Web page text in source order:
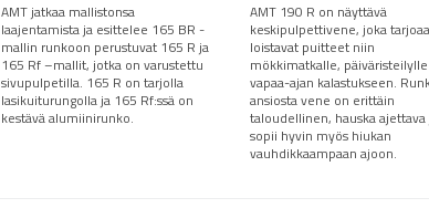
AMT jatkaa mallistonsa
laajentamista ja esittelee 165 BR -
mallin runkoon perustuvat 165 R ja
165 Rf –mallit, jotka on varustettu
sivupulpetilla. 165 R on tarjolla
lasikuiturungolla ja 165 Rf:ssä on
kestävä alumiinirunko.
AMT 190 R on näyttävä
keskipulpettivene, joka tarjoaa
loistavat puitteet niin
mökkimatkalle,
vapaa-ajan kalastukseen.
ansiosta vene on erittäin
taloudellinen, hauska ajettava
sopii hyvin myös hiukan
vauhdikkaampaan ajoon.